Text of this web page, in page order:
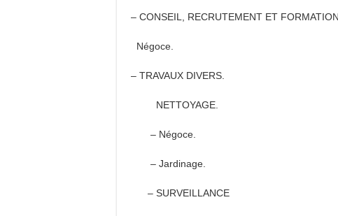
– CONSEIL, RECRUTEMENT ET FORMATION.
Négoce.
– TRAVAUX DIVERS.
NETTOYAGE.
– Négoce.
– Jardinage.
– SURVEILLANCE